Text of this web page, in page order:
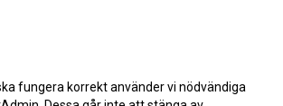
fungera korrekt använder vi nödvändiga